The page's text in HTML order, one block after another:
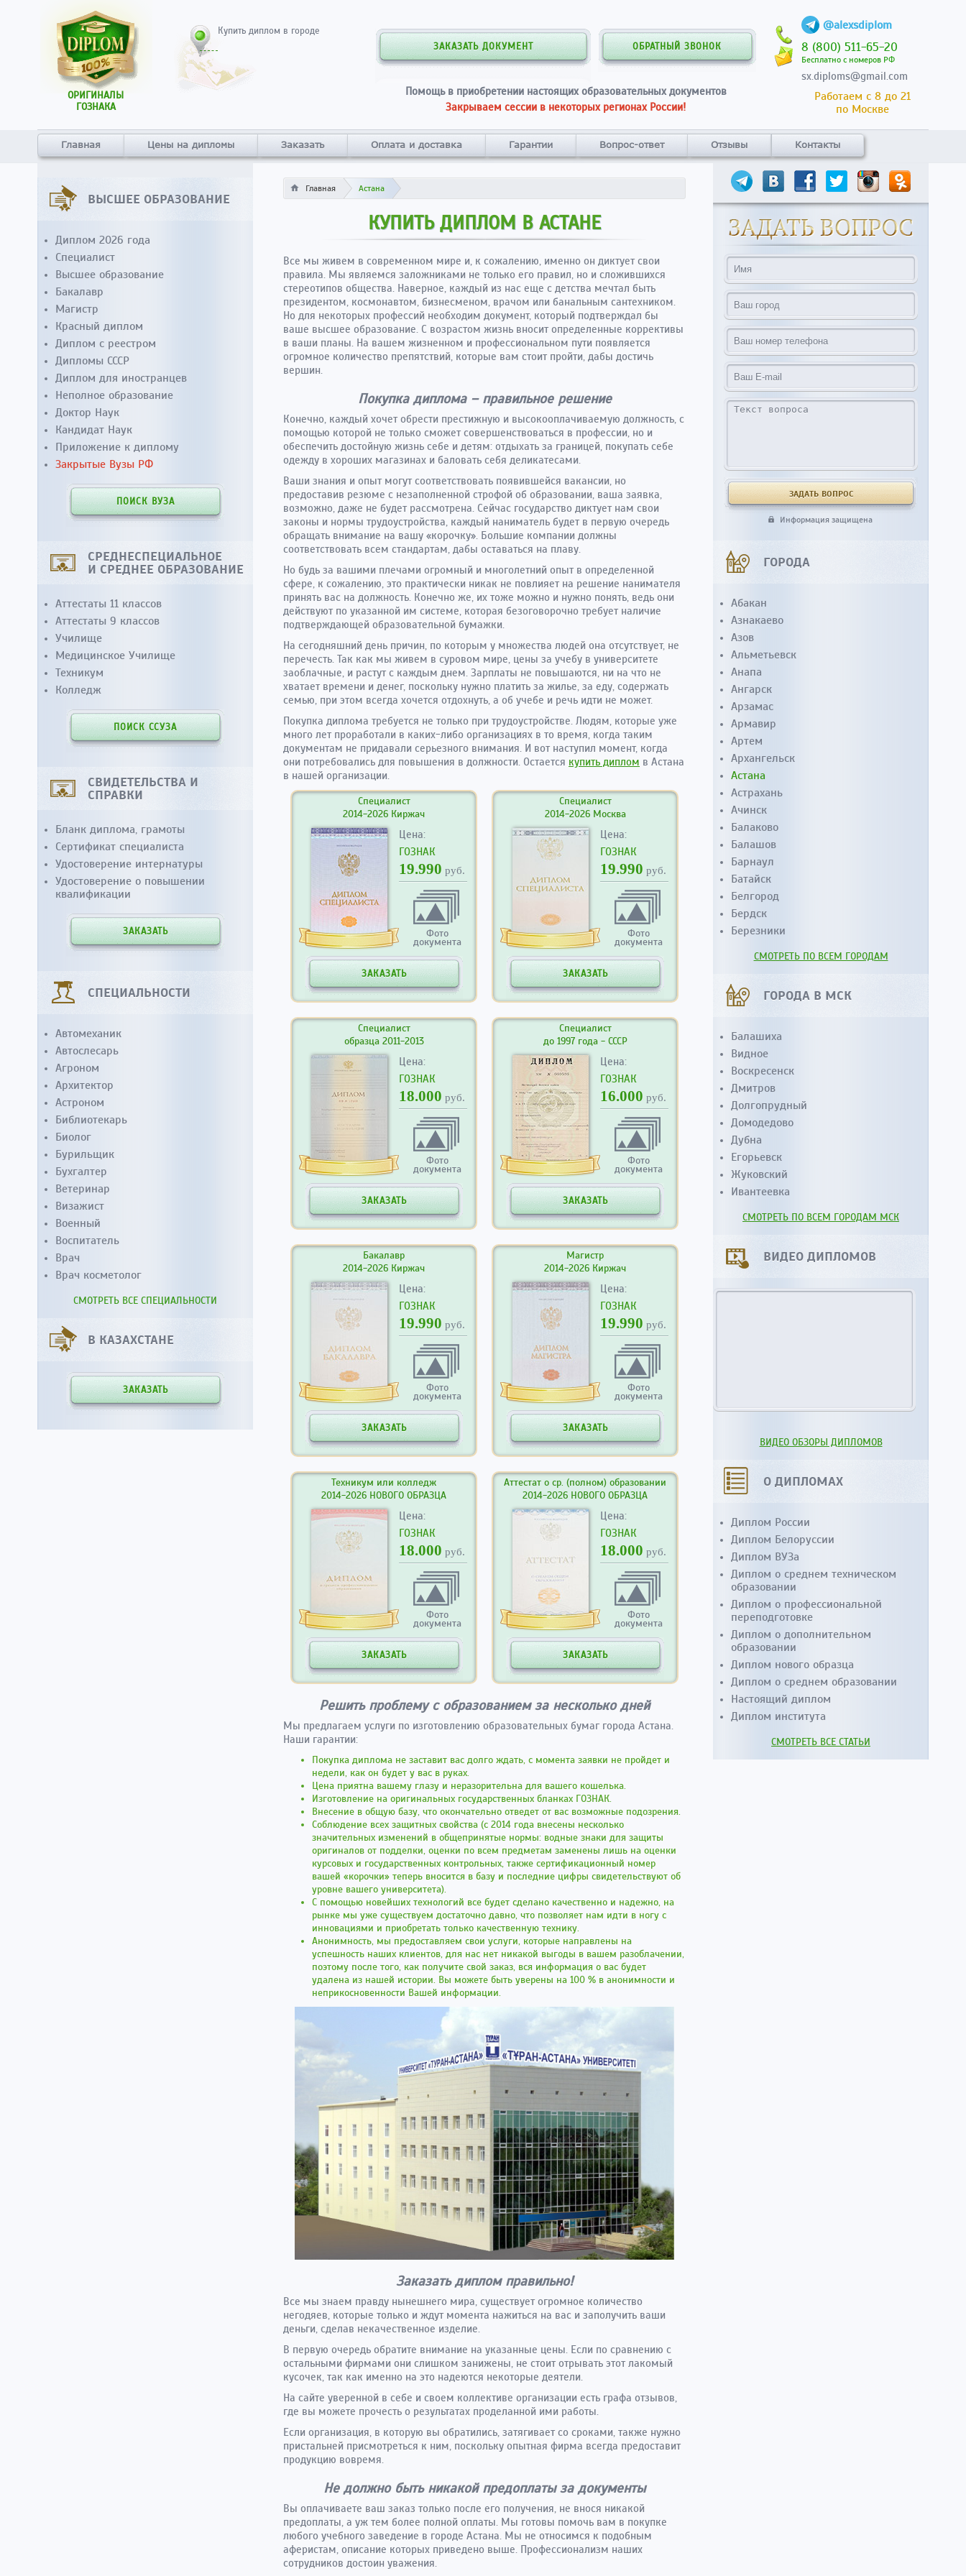
ОРИГИНАЛЫ
ГОЗНАКА
Купить диплом в городе @alexsdiplom
8 (800) 511-65-20
Бесплатно с номеров РФ
sx.diploms@gmail.com
Работаем с 8 до 21
по Москве
ЗАКАЗАТЬ ДОКУМЕНТ ОБРАТНЫЙ ЗВОНОК
Помощь в приобретении настоящих образовательных документов
Закрываем сессии в некоторых регионах России!
Главная Цены на дипломы Заказать Оплата и доставка Гарантии Вопрос-ответ Отзывы Контакты
Главная Астана
КУПИТЬ ДИПЛОМ В АСТАНЕ
Все мы живем в современном мире и, к сожалению, именно он диктует свои
правила. Мы являемся заложниками не только его правил, но и сложившихся
стереотипов общества. Наверное, каждый из нас еще с детства мечтал быть
президентом, космонавтом, бизнесменом, врачом или банальным сантехником.
Но для некоторых профессий необходим документ, который подтверждал бы
ваше высшее образование. С возрастом жизнь вносит определенные коррективы
в ваши планы. На вашем жизненном и профессиональном пути появляется
огромное количество препятствий, которые вам стоит пройти, дабы достичь
вершин.
Покупка диплома – правильное решение
Конечно, каждый хочет обрести престижную и высокооплачиваемую должность, с
помощью которой не только сможет совершенствоваться в профессии, но и
обеспечить достойную жизнь себе и детям: отдыхать за границей, покупать себе
одежду в хороших магазинах и баловать себя деликатесами.
Ваши знания и опыт могут соответствовать появившейся вакансии, но
предоставив резюме с незаполненной строфой об образовании, ваша заявка,
возможно, даже не будет рассмотрена. Сейчас государство диктует нам свои
законы и нормы трудоустройства, каждый наниматель будет в первую очередь
обращать внимание на вашу «корочку». Большие компании должны
соответствовать всем стандартам, дабы оставаться на плаву.
Но будь за вашими плечами огромный и многолетний опыт в определенной
сфере, к сожалению, это практически никак не повлияет на решение нанимателя
принять вас на должность. Конечно же, их тоже можно и нужно понять, ведь они
действуют по указанной им системе, которая безоговорочно требует наличие
подтверждающей образовательной бумажки.
На сегодняшний день причин, по которым у множества людей она отсутствует, не
перечесть. Так как мы живем в суровом мире, цены за учебу в университете
заоблачные, и растут с каждым днем. Зарплаты не повышаются, ни на что не
хватает времени и денег, поскольку нужно платить за жилье, за еду, содержать
семью, при этом всегда хочется отдохнуть, а об учебе и речь идти не может.
Покупка диплома требуется не только при трудоустройстве. Людям, которые уже
много лет проработали в каких-либо организациях в то время, когда таким
документам не придавали серьезного внимания. И вот наступил момент, когда
они потребовались для повышения в должности. Остается купить диплом в Астана
в нашей организации.
Специалист
2014-2026 Киржач
Цена:
ГОЗНАК
19.990 руб.
Фото
документа
ЗАКАЗАТЬ
Специалист
2014-2026 Москва
Цена:
ГОЗНАК
19.990 руб.
Фото
документа
ЗАКАЗАТЬ
Специалист
образца 2011-2013
Цена:
ГОЗНАК
18.000 руб.
Фото
документа
ЗАКАЗАТЬ
Специалист
до 1997 года - СССР
Цена:
ГОЗНАК
16.000 руб.
Фото
документа
ЗАКАЗАТЬ
Бакалавр
2014-2026 Киржач
Цена:
ГОЗНАК
19.990 руб.
Фото
документа
ЗАКАЗАТЬ
Магистр
2014-2026 Киржач
Цена:
ГОЗНАК
19.990 руб.
Фото
документа
ЗАКАЗАТЬ
Техникум или колледж
2014-2026 НОВОГО ОБРАЗЦА
Цена:
ГОЗНАК
18.000 руб.
Фото
документа
ЗАКАЗАТЬ
Аттестат о ср. (полном) образовании
2014-2026 НОВОГО ОБРАЗЦА
Цена:
ГОЗНАК
18.000 руб.
Фото
документа
ЗАКАЗАТЬ
Решить проблему с образованием за несколько дней
Мы предлагаем услуги по изготовлению образовательных бумаг города Астана.
Наши гарантии:
Покупка диплома не заставит вас долго ждать, с момента заявки не пройдет и
недели, как он будет у вас в руках.
Цена приятна вашему глазу и неразорительна для вашего кошелька.
Изготовление на оригинальных государственных бланках ГОЗНАК.
Внесение в общую базу, что окончательно отведет от вас возможные подозрения.
Соблюдение всех защитных свойства (с 2014 года внесены несколько
значительных изменений в общепринятые нормы: водные знаки для защиты
оригиналов от подделки, оценки по всем предметам заменены лишь на оценки
курсовых и государственных контрольных, также сертификационный номер
вашей «корочки» теперь вносится в базу и последние цифры свидетельствуют об
уровне вашего университета).
С помощью новейших технологий все будет сделано качественно и надежно, на
рынке мы уже существуем достаточно давно, что позволяет нам идти в ногу с
инновациями и приобретать только качественную технику.
Анонимность, мы предоставляем свои услуги, которые направлены на
успешность наших клиентов, для нас нет никакой выгоды в вашем разоблачении,
поэтому после того, как получите свой заказ, вся информация о вас будет
удалена из нашей истории. Вы можете быть уверены на 100 % в анонимности и
неприкосновенности Вашей информации.
Заказать диплом правильно!
Все мы знаем правду нынешнего мира, существует огромное количество
негодяев, которые только и ждут момента нажиться на вас и заполучить ваши
деньги, сделав некачественное изделие.
В первую очередь обратите внимание на указанные цены. Если по сравнению с
остальными фирмами они слишком занижены, не стоит отрывать этот лакомый
кусочек, так как именно на это надеются некоторые деятели.
На сайте уверенной в себе и своем коллективе организации есть графа отзывов,
где вы можете прочесть о результатах проделанной ими работы.
Если организация, в которую вы обратились, затягивает со сроками, также нужно
пристальней присмотреться к ним, поскольку опытная фирма всегда предоставит
продукцию вовремя.
Не должно быть никакой предоплаты за документы
Вы оплачиваете ваш заказ только после его получения, не внося никакой
предоплаты, а уж тем более полной оплаты. Мы готовы помочь вам в покупке
любого учебного заведение в городе Астана. Мы не относимся к подобным
аферистам, описание которых приведено выше. Профессионализм наших
сотрудников достоин уважения.
ВЫСШЕЕ ОБРАЗОВАНИЕ
Диплом 2026 года
Специалист
Высшее образование
Бакалавр
Магистр
Красный диплом
Диплом с реестром
Дипломы СССР
Диплом для иностранцев
Неполное образование
Доктор Наук
Кандидат Наук
Приложение к диплому
Закрытые Вузы РФ
ПОИСК ВУЗА
СРЕДНЕСПЕЦИАЛЬНОЕ
И СРЕДНЕЕ ОБРАЗОВАНИЕ
Аттестаты 11 классов
Аттестаты 9 классов
Училище
Медицинское Училище
Техникум
Колледж
ПОИСК ССУЗА
СВИДЕТЕЛЬСТВА И
СПРАВКИ
Бланк диплома, грамоты
Сертификат специалиста
Удостоверение интернатуры
Удостоверение о повышении
квалификации
ЗАКАЗАТЬ
СПЕЦИАЛЬНОСТИ
Автомеханик
Автослесарь
Агроном
Архитектор
Астроном
Библиотекарь
Биолог
Бурильщик
Бухгалтер
Ветеринар
Визажист
Военный
Воспитатель
Врач
Врач косметолог
СМОТРЕТЬ ВСЕ СПЕЦИАЛЬНОСТИ
В КАЗАХСТАНЕ
ЗАКАЗАТЬ
Информация защищена
ГОРОДА
Абакан
Азнакаево
Азов
Альметьевск
Анапа
Ангарск
Арзамас
Армавир
Артем
Архангельск
Астана
Астрахань
Ачинск
Балаково
Балашов
Барнаул
Батайск
Белгород
Бердск
Березники
СМОТРЕТЬ ПО ВСЕМ ГОРОДАМ
ГОРОДА В МСК
Балашиха
Видное
Воскресенск
Дмитров
Долгопрудный
Домодедово
Дубна
Егорьевск
Жуковский
Ивантеевка
СМОТРЕТЬ ПО ВСЕМ ГОРОДАМ МСК
ВИДЕО ДИПЛОМОВ
ВИДЕО ОБЗОРЫ ДИПЛОМОВ
О ДИПЛОМАХ
Диплом России
Диплом Белоруссии
Диплом ВУЗа
Диплом о среднем техническом
образовании
Диплом о профессиональной
переподготовке
Диплом о дополнительном
образовании
Диплом нового образца
Диплом о среднем образовании
Настоящий диплом
Диплом института
СМОТРЕТЬ ВСЕ СТАТЬИ